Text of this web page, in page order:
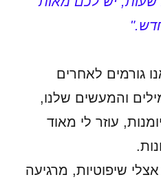
גורמים לאחרים
והמעשים שלנו,
עוזר לי מאוד
שיפוטיות, מרגיעה